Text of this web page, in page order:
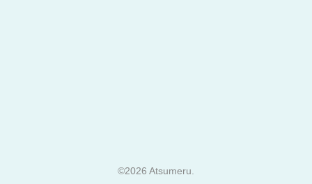
©2026 Atsumeru.